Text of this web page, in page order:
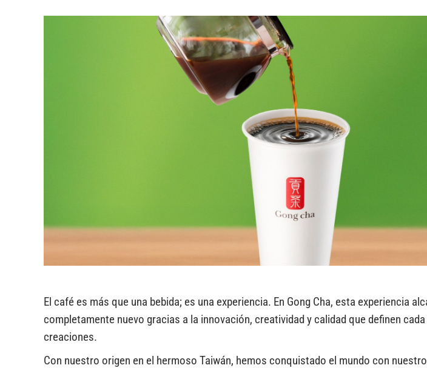
El café es más que una bebida; es una experiencia. En Gong Cha, esta experiencia
completamente nuevo gracias a la innovación, creatividad y calidad que definen
creaciones.
Con nuestro origen en el hermoso Taiwán, hemos conquistado el mundo con nuestro